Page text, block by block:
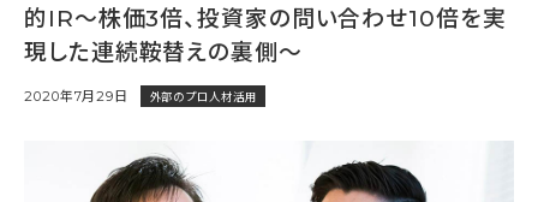
的IR～株価3倍、投資家の問い合わせ10倍を実
現した連続鞍替えの裏側～
2020年7月29日 外部のプロ人材活用